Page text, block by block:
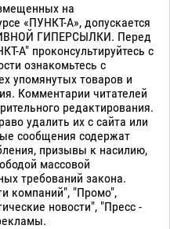
на
«ПУНКТ-А», допускается
ГИПЕРСЫЛКИ. Перед
А" проконсультируйтесь с
ознакомьтесь с
упомянутых товаров и
Комментарии читателей
редактирования.
удалить их с сайта или
сообщения содержат
призывы к насилию,
массовой
требований закона.
компаний", "Промо",
новости", "Пресс -